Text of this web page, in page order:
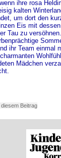
ihre rosa
kalten
um dort den
Eis mit
Tau zu
ihr Team einmal
Mädchen
Beitrag